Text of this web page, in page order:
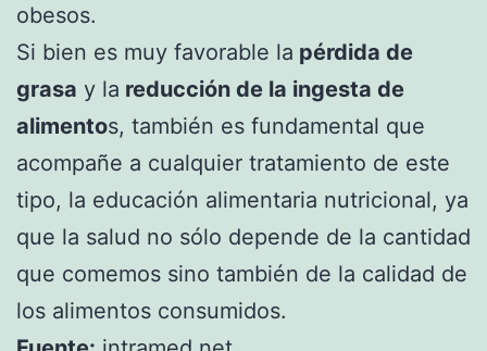
obesos.
Si bien es muy favorable la pérdida de
grasa y la reducción de la ingesta de
alimentos, también es fundamental que
acompañe a cualquier tratamiento de este
tipo, la educación alimentaria nutricional, ya
que la salud no sólo depende de la cantidad
que comemos sino también de la calidad de
los alimentos consumidos.